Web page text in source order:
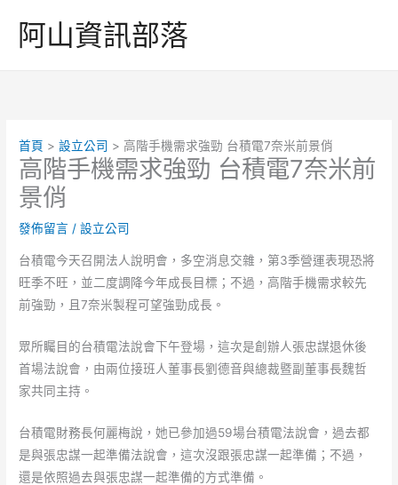
阿山資訊部落
首頁 設立公司 高階手機需求強勁 台積電7奈米前景俏
高階手機需求強勁 台積電7奈米前
景俏
發佈留言 /設立公司
台積電今天召開法人說明會，多空消息交雜，第3季營運表現恐將
旺季不旺，並二度調降今年成長目標；不過，高階手機需求較先
前強勁，且7奈米製程可望強勁成長。
眾所矚目的台積電法說會下午登場，這次是創辦人張忠謀退休後
首場法說會，由兩位接班人董事長劉德音與總裁暨副董事長魏哲
家共同主持。
台積電財務長何麗梅說，她已參加過59場台積電法說會，過去都
是與張忠謀一起準備法說會，這次沒跟張忠謀一起準備；不過，
還是依照過去與張忠謀一起準備的方式準備。